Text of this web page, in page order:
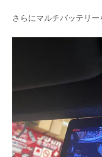
さらにマルチバッテリー